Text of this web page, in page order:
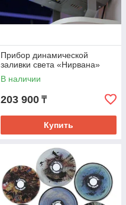
Прибор динамической
заливки света «Нирвана»
В наличии
203 900 ₸
Купить